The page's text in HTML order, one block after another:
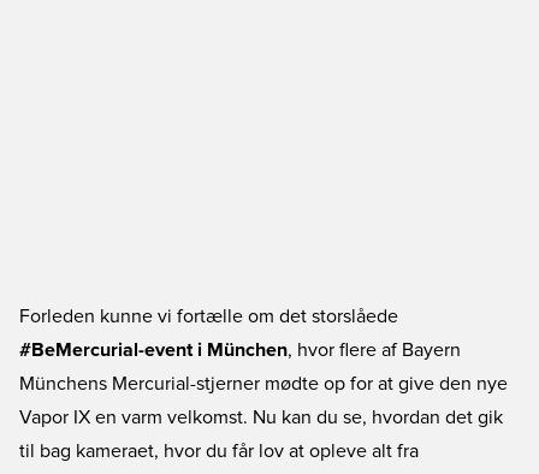
Forleden kunne vi fortælle om det storslåede
#BeMercurial-event i München, hvor flere af Bayern
Münchens Mercurial-stjerner mødte op for at give den nye
Vapor IX en varm velkomst. Nu kan du se, hvordan det gik
til bag kameraet, hvor du får lov at opleve alt fra